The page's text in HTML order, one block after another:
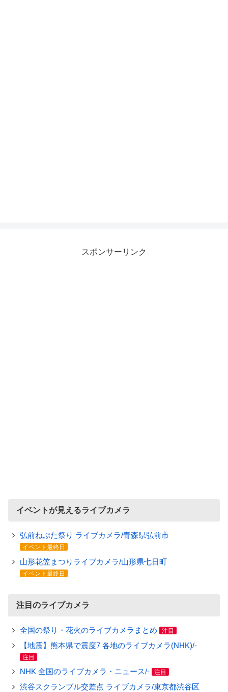
スポンサーリンク
イベントが見えるライブカメラ
弘前ねぷた祭り ライブカメラ/青森県弘前市
イベント最終日
山形花笠まつりライブカメラ/山形県七日町
イベント最終日
注目のライブカメラ
全国の祭り・花火のライブカメラまとめ 注目
【地震】熊本県で震度7 各地のライブカメラ(NHK)/-
注目
NHK 全国のライブカメラ・ニュース/- 注目
渋谷スクランブル交差点 ライブカメラ/東京都渋谷区